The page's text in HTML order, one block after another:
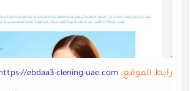
رابط الموقع: https://ebdaa3-clening-uae.com/